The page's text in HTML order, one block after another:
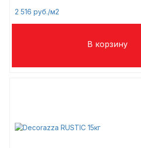
2 516 /м2